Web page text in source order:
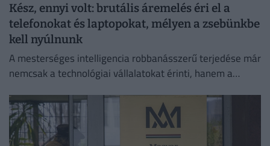
Kész, ennyi volt: brutális áremelés éri el a
telefonokat és laptopokat, mélyen a zsebünkbe
kell nyúlnunk
A mesterséges intelligencia robbanásszerű terjedése már
nemcsak a technológiai vállalatokat érinti, hanem a